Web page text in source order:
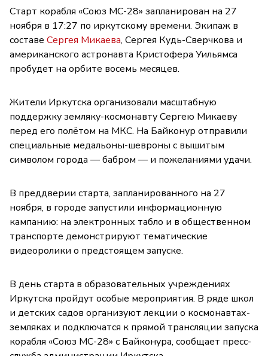
Старт корабля «Союз МС-28» запланирован на 27
ноября в 17:27 по иркутскому времени. Экипаж в
составе Сергея Микаева, Сергея Кудь-Сверчкова и
американского астронавта Кристофера Уильямса
пробудет на орбите восемь месяцев.
Жители Иркутска организовали масштабную
поддержку земляку-космонавту Сергею Микаеву
перед его полётом на МКС. На Байконур отправили
специальные медальоны-шевроны с вышитым
символом города — бабром — и пожеланиями удачи.
В преддверии старта, запланированного на 27
ноября, в городе запустили информационную
кампанию: на электронных табло и в общественном
транспорте демонстрируют тематические
видеоролики о предстоящем запуске.
В день старта в образовательных учреждениях
Иркутска пройдут особые мероприятия. В ряде школ
и детских садов организуют лекции о космонавтах-
земляках и подключатся к прямой трансляции запуска
корабля «Союз МС-28» с Байконура, сообщает пресс-